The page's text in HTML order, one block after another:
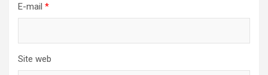
E-mail *
Site web